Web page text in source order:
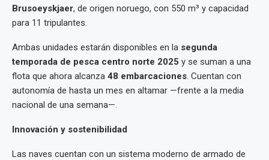
Brusoeyskjaer, de origen noruego, con 550 m³ y capacidad
para 11 tripulantes.
Ambas unidades estarán disponibles en la segunda
temporada de pesca centro norte 2025 y se suman a una
flota que ahora alcanza 48 embarcaciones. Cuentan con
autonomía de hasta un mes en altamar —frente a la media
nacional de una semana—.
Innovación y sostenibilidad
Las naves cuentan con un sistema moderno de armado de